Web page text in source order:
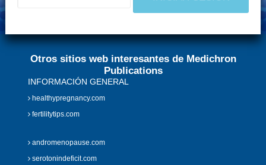
Otros sitios web interesantes de Medichron
Publications
INFORMACIÓN GENERAL
healthypregnancy.com
fertilitytips.com
andromenopause.com
serotonindeficit.com